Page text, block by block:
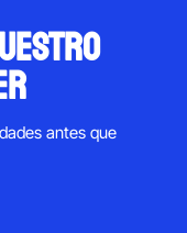
antes que